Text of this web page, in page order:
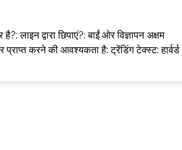
द्वारा छिपाएं?: बाईं ओर विज्ञापन अक्षम
करने की आवश्यकता है: ट्रेंडिंग टेक्स्ट: हार्वर्ड